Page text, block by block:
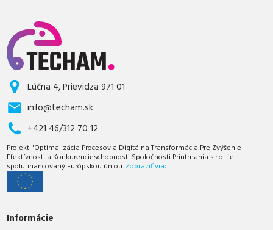
Lúčna 4, Prievidza 971 01
info@techam.sk
+421 46/312 70 12
Projekt "Optimalizácia Procesov a Digitálna Transformácia Pre Zvýšenie
Efektívnosti a Konkurencieschopnosti Spoločnosti Printmania s.r.o" je
spolufinancovaný Európskou úniou. Zobraziť viac.
Informácie